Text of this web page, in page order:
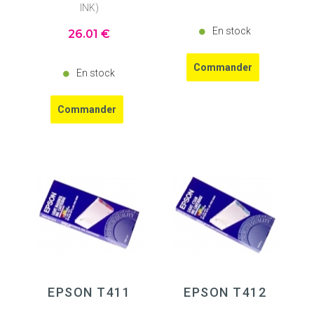
INK)
26.01 €
En stock
En stock
EPSON T411 EPSON T412